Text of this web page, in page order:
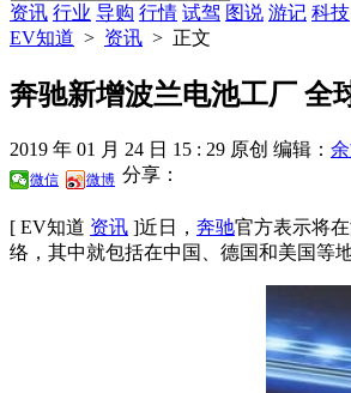
资讯 行业 导购 行情 试驾 图说 游记 科技
EV知道 > 资讯 > 正文
奔驰新增波兰电池工厂 全
2019 年 01 月 24 日 15 : 29 原创 编辑：
分享：
微信 微博
[ EV知道 资讯 ]近日， 奔驰官方表示将
络，其中就包括在中国、德国和美国等地